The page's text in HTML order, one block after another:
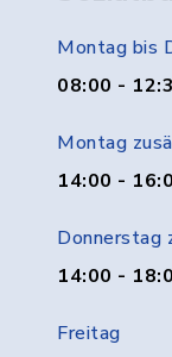
Montag bis
08:00 -
Montag
14:00 -
Donnerstag
14:00 -
Freitag